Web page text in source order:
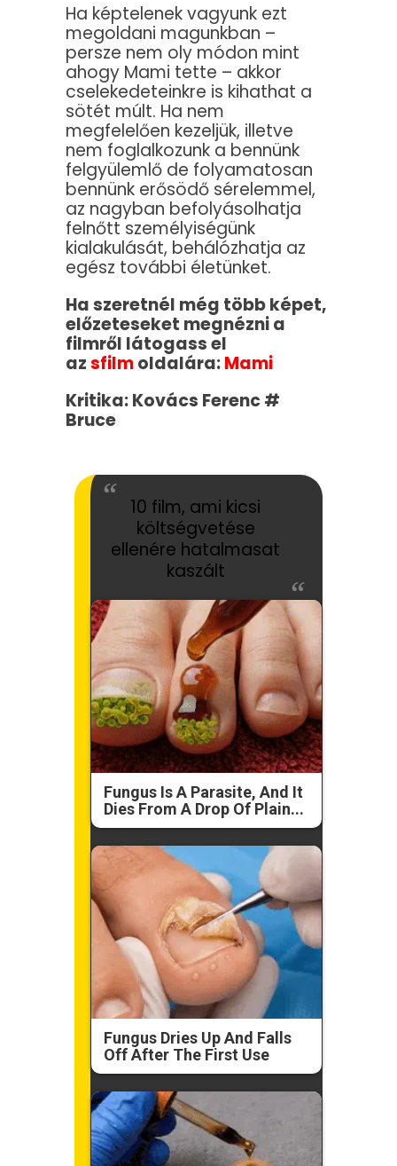
Ha képtelenek vagyunk ezt
megoldani magunkban –
persze nem oly módon mint
ahogy Mami tette – akkor
cselekedeteinkre is kihathat a
sötét múlt. Ha nem
megfelelően kezeljük, illetve
nem foglalkozunk a bennünk
felgyülemlő de folyamatosan
bennünk erősödő sérelemmel,
az nagyban befolyásolhatja
felnőtt személyiségünk
kialakulását, behálózhatja az
egész további életünket.
Ha szeretnél még több képet,
előzeteseket megnézni a
filmről látogass el
azsfilmoldalára:Mami
Kritika: Kovács Ferenc #
Bruce
10 film, ami kicsi
költségvetése
ellenére hatalmasat
kaszált
Fungus Is A Parasite, And It
Dies From A Drop Of Plain...
Fungus Dries Up And Falls
Off After The First Use